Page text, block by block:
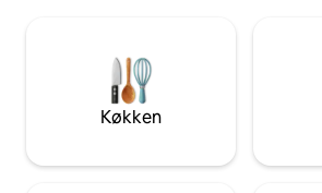
biblioteket. Direkte adgang til floden, så
du kan opleve uforglemmelige øjeblikke.
Parkering er inkluderet.
Køkken